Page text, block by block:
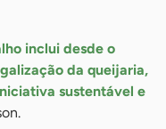
inclui desde o
da queijaria,
sustentável e